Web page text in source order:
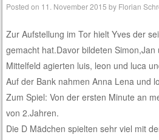
Posted on 11. November 2015 by Florian
Zur Aufstellung im Tor hielt Yves der
gemacht hat.Davor bildeten
Mittelfeld agierten luis, leon und luca
Auf der Bank nahmen Anna Lena und
Zum Spiel: Von der ersten Minute an
von 2.Jahren.
Die D Mädchen spielten sehr viel mit